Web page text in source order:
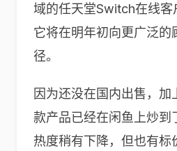
域的任天堂Switch在线客
它将在明年初向更广泛的
径。
因为还没在国内出售，加
款产品已经在闲鱼上炒
热度稍有下降，但也有标